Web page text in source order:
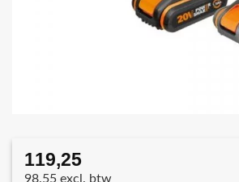
119,25
98.55 excl. btw